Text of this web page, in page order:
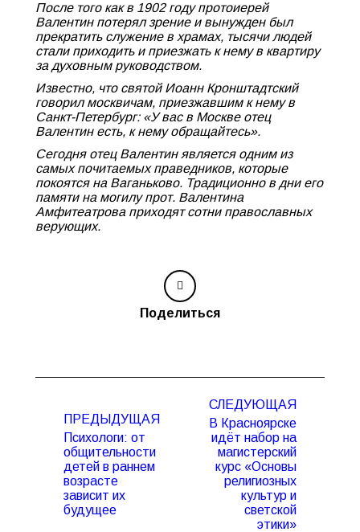
После того как в 1902 году протоиерей
Валентин потерял зрение и вынужден был
прекратить служение в храмах, тысячи людей
стали приходить и приезжать к нему в квартиру
за духовным руководством.
Известно, что святой Иоанн Кронштадтский
говорил москвичам, приезжавшим к нему в
Санкт-Петербург: «У вас в Москве отец
Валентин есть, к нему обращайтесь».
Сегодня отец Валентин является одним из
самых почитаемых праведников, которые
покоятся на Ваганьково. Традиционно в дни его
памяти на могилу прот. Валентина
Амфитеатрова приходят сотни православных
верующих.
Поделиться
записям
ПРЕДЫДУЩАЯ
Предыдущая
запись:
Психологи: от
общительности
детей в раннем
возрасте
зависит их
будущее
СЛЕДУЮЩАЯ
Следующая
запись:
В Красноярске
идёт набор на
магистерский
курс «Основы
религиозных
культур и
светской
этики»